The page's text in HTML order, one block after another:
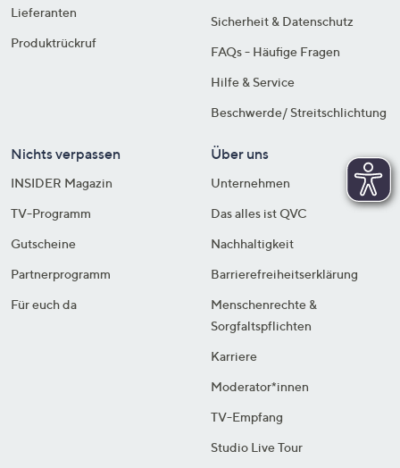
Lieferanten
Produktrückruf
Sicherheit & Datenschutz
FAQs - Häufige Fragen
Hilfe & Service
Beschwerde/ Streitschlichtung
Nichts verpassen
INSIDER Magazin
TV-Programm
Gutscheine
Partnerprogramm
Für euch da
Über uns
Unternehmen
Das alles ist QVC
Nachhaltigkeit
Barrierefreiheitserklärung
Menschenrechte &
Sorgfaltspflichten
Karriere
Moderator*innen
TV-Empfang
Studio Live Tour